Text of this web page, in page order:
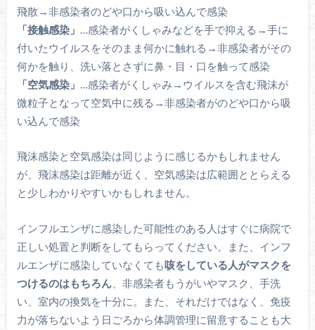
飛散→非感染者のどや口から吸い込んで感染
「接触感染」 …感染者がくしゃみなどを手で抑える→手に
付いたウイルスをそのまま何かに触れる→非感染者がその
何かを触り、洗い落とさずに鼻・目・口を触って感染
「空気感染」 …感染者がくしゃみ→ウイルスを含む飛沫が
微粒子となって空気中に残る→非感染者がのどや口から吸
い込んで感染
飛沫感染と空気感染は同じように感じるかもしれません
が、飛沫感染は距離が近く、空気感染は広範囲ととらえる
と少しわかりやすいかもしれません。
インフルエンザに感染した可能性のある人はすぐに病院で
正しい処置と判断をしてもらってください。また、インフ
ルエンザに感染していなくても咳をしている人がマスクを
つけるのはもちろん、非感染者もうがいやマスク、手洗
い、室内の換気を十分に。また、それだけではなく、免疫
力が落ちないよう日ごろから体調管理に留意することも大